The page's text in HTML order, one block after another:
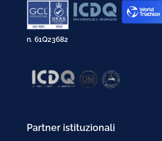
n. 61Q23682
Partner istituzionali